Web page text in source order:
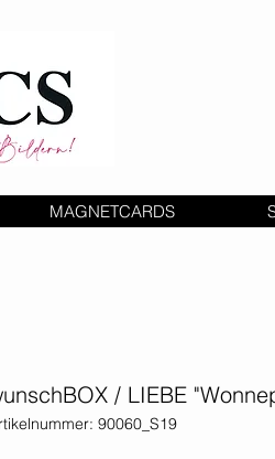
MAGNETCARDS
/ LIEBE
90060_S19